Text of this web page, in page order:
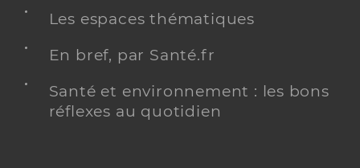
Les espaces thématiques
En bref, par Santé.fr
Santé et environnement : les bons
réflexes au quotidien